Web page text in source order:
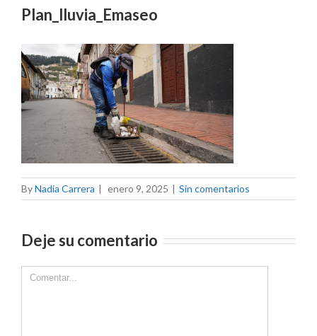
Plan_lluvia_Emaseo
ByNadia Carrera | enero 9, 2025 | Sin comentarios
Deje su comentario
Comment